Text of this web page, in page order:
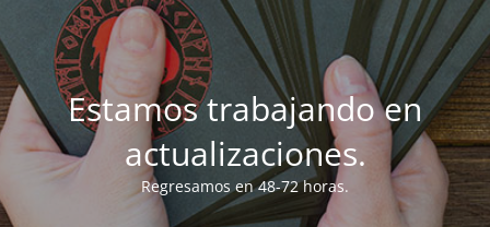
Estamos trabajando en
actualizaciones.
Regresamos en 48-72 horas.